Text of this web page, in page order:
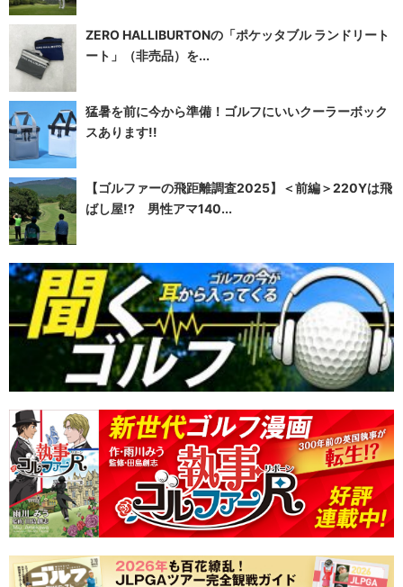
ZERO HALLIBURTONの「ポケッタブル ランドリート
ート」（非売品）を...
猛暑を前に今から準備！ゴルフにいいクーラーボック
スあります!!
【ゴルファーの飛距離調査2025】＜前編＞220Yは飛
ばし屋!? 男性アマ140...